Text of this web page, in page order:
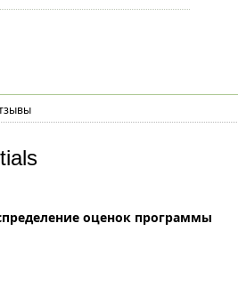
оценок программы